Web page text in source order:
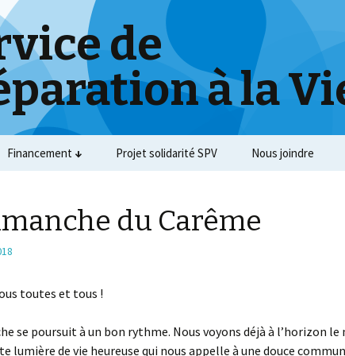
de
à la
Financement Projet solidarité SPV Nous joindre
du Carême
toutes et tous !
se poursuit à un bon rythme. Nous voyons déjà à l’horizon le
lumière de vie heureuse qui nous appelle à une douce